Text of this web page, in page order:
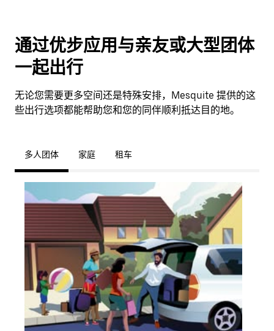
通过优步应用与亲友或大型团体
一起出行
无论您需要更多空间还是特殊安排，Mesquite 提供的这
些出行选项都能帮助您和您的同伴顺利抵达目的地。
多人团体 家庭 租车